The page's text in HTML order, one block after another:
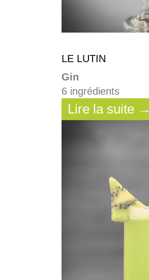
LE LUTIN
Gin
6 ingrédients
Lire la suite →